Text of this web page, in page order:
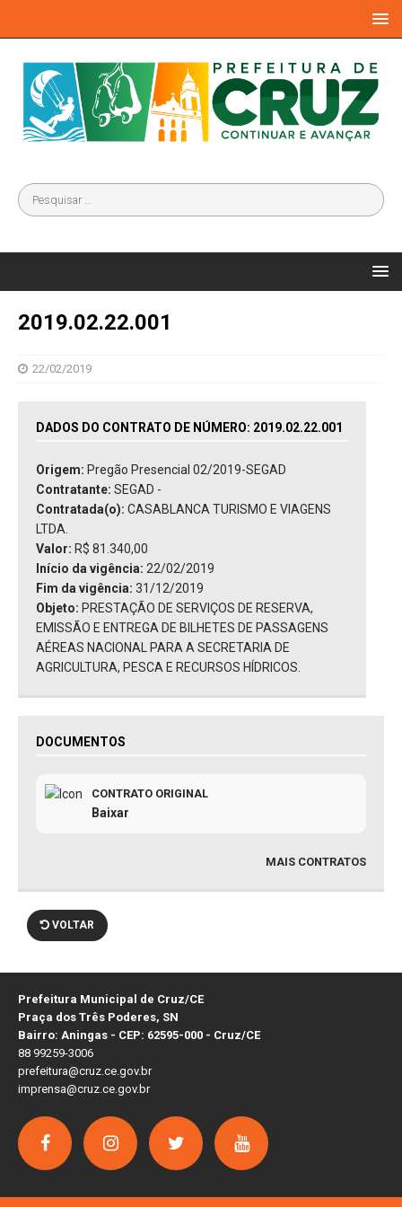
2019.02.22.001
22/02/2019
DADOS DO CONTRATO DE NÚMERO: 2019.02.22.001
Origem: Pregão Presencial 02/2019-SEGAD
Contratante: SEGAD -
Contratada(o): CASABLANCA TURISMO E VIAGENS
LTDA.
Valor: R$ 81.340,00
Início da vigência: 22/02/2019
Fim da vigência: 31/12/2019
Objeto: PRESTAÇÃO DE SERVIÇOS DE RESERVA,
EMISSÃO E ENTREGA DE BILHETES DE PASSAGENS
AÉREAS NACIONAL PARA A SECRETARIA DE
AGRICULTURA, PESCA E RECURSOS HÍDRICOS.
DOCUMENTOS
CONTRATO ORIGINAL
Baixar
MAIS CONTRATOS
VOLTAR
Prefeitura Municipal de Cruz/CE
Praça dos Três Poderes, SN
Bairro: Aningas - CEP: 62595-000 - Cruz/CE
88 99259-3006
prefeitura@cruz.ce.gov.br
imprensa@cruz.ce.gov.br